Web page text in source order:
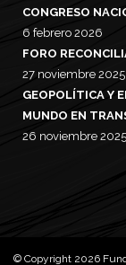
CONGRESO
6 febrero 2026
FORO
27 noviembre 2025
GEOPOLÍTICA Y
MUNDO EN
26 noviembre 2025
© Copyright 2026